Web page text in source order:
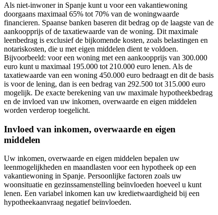
Als niet-inwoner in Spanje kunt u voor een vakantiewoning
doorgaans maximaal 65% tot 70% van de woningwaarde
financieren. Spaanse banken baseren dit bedrag op de laagste van de
aankoopprijs of de taxatiewaarde van de woning. Dit maximale
leenbedrag is exclusief de bijkomende kosten, zoals belastingen en
notariskosten, die u met eigen middelen dient te voldoen.
Bijvoorbeeld: voor een woning met een aankoopprijs van 300.000
euro kunt u maximaal 195.000 tot 210.000 euro lenen. Als de
taxatiewaarde van een woning 450.000 euro bedraagt en dit de basis
is voor de lening, dan is een bedrag van 292.500 tot 315.000 euro
mogelijk. De exacte berekening van uw maximale hypotheekbedrag
en de invloed van uw inkomen, overwaarde en eigen middelen
worden verderop toegelicht.
Invloed van inkomen, overwaarde en eigen
middelen
Uw inkomen, overwaarde en eigen middelen bepalen uw
leenmogelijkheden en maandlasten voor een hypotheek op een
vakantiewoning in Spanje. Persoonlijke factoren zoals uw
woonsituatie en gezinssamenstelling beïnvloeden hoeveel u kunt
lenen. Een variabel inkomen kan uw kredietwaardigheid bij een
hypotheekaanvraag negatief beïnvloeden.